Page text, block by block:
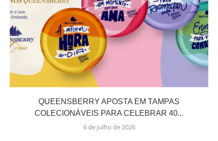
QUEENSBERRY APOSTA EM TAMPAS
COLECIONÁVEIS PARA CELEBRAR 40...
6 de julho de 2026